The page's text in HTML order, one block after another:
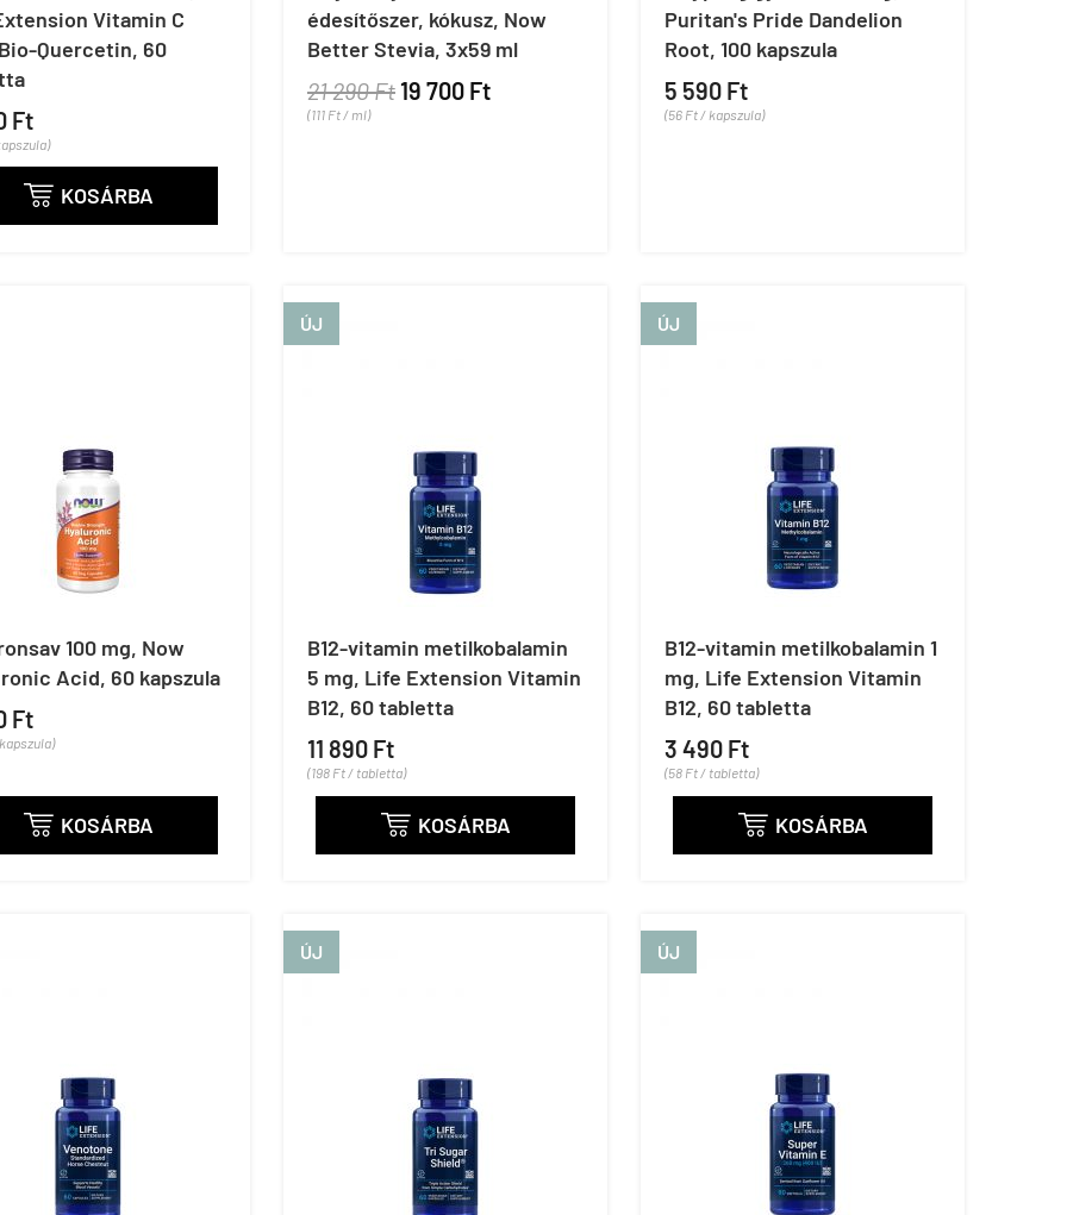
Vitamin C
Quercetin, 60
Ft
 KOSÁRBA
édesítőszer, kókusz, Now
Better Stevia, 3x59 ml
21 290 Ft 19 700 Ft
(111 Ft / ml)
Puritan's Pride Dandelion
Root, 100 kapszula
5 590 Ft
(56 Ft / kapszula)
100 mg, Now
Acid, 60 kapszula
Ft
 KOSÁRBA
ÚJ
B12-vitamin metilkobalamin
5 mg, Life Extension Vitamin
B12, 60 tabletta
11 890 Ft
(198 Ft / tabletta)
 KOSÁRBA
ÚJ
B12-vitamin metilkobalamin 1
mg, Life Extension Vitamin
B12, 60 tabletta
3 490 Ft
(58 Ft / tabletta)
 KOSÁRBA
ÚJ ÚJ